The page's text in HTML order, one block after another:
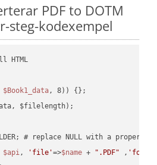
PDF to DOTM
steg-kodexempel
HTML
$Book1_data, 8)) {};
$filelength);
$api, 'file'=>$name + ".PDF" ,